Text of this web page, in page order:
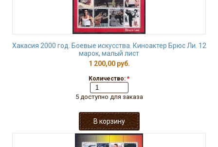
Хакасия 2000 год. Боевые искусства. Киноактер Брюс Ли. 12
марок, малый лист
1 200,00 руб.
Количество: *
5 доступно для заказа